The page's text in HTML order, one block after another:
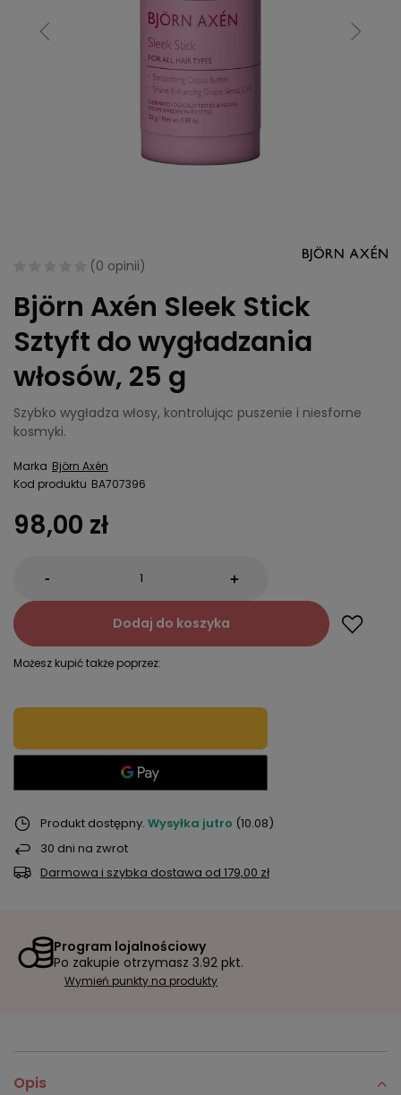
(0 opinii)
Björn Axén Sleek Stick
Sztyft do wygładzania
włosów, 25 g
Szybko wygładza włosy, kontrolując puszenie i niesforne
kosmyki.
Marka Björn Axén
Kod produktu BA707396
98,00 zł
- +
Dodaj do koszyka
Możesz kupić także poprzez:
Produkt dostępny Wysyłka jutro (10.08)
30 dni na zwrot
Darmowa i szybka dostawa od 179,00 zł
Program lojalnościowy
Po zakupie otrzymasz 3.92 pkt.
Wymień punkty na produkty
Opis